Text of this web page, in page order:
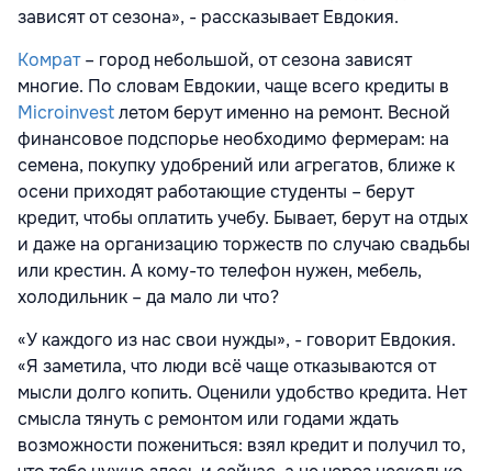
зависят от сезона», - рассказывает Евдокия.
Комрат– город небольшой, от сезона зависят
многие. По словам Евдокии, чаще всего кредиты в
Microinvestлетом берут именно на ремонт. Весной
финансовое подспорье необходимо фермерам: на
семена, покупку удобрений или агрегатов, ближе к
осени приходят работающие студенты – берут
кредит, чтобы оплатить учебу. Бывает, берут на отдых
и даже на организацию торжеств по случаю свадьбы
или крестин. А кому-то телефон нужен, мебель,
холодильник – да мало ли что?
«У каждого из нас свои нужды», - говорит Евдокия.
«Я заметила, что люди всё чаще отказываются от
мысли долго копить. Оценили удобство кредита. Нет
смысла тянуть с ремонтом или годами ждать
возможности пожениться: взял кредит и получил то,